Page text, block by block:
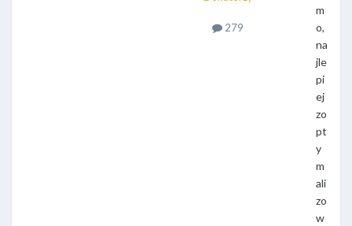
279
m
o,
na
jle
pi
ej
zo
pt
y
m
ali
zo
w